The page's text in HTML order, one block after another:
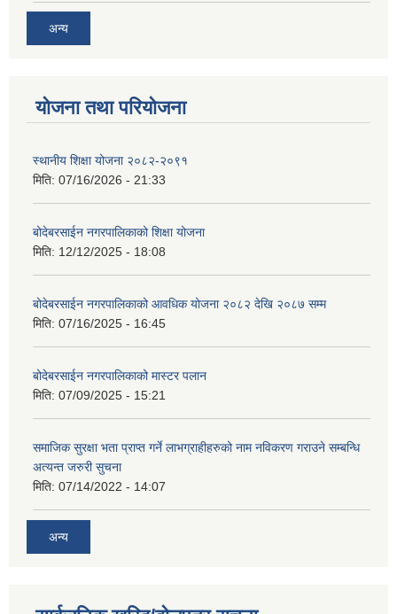
अन्य
योजना तथा परियोजना
स्थानीय शिक्षा योजना २०८२-२०९१
मिति: 07/16/2026 - 21:33
बोदेबरसाईन नगरपालिकाको शिक्षा योजना
मिति: 12/12/2025 - 18:08
बोदेबरसाईन नगरपालिकाको आवधिक योजना २०८२ देखि २०८७ सम्म
मिति: 07/16/2025 - 16:45
बोदेबरसाईन नगरपालिकाको मास्टर पलान
मिति: 07/09/2025 - 15:21
समाजिक सुरक्षा भता प्राप्त गर्ने लाभग्राहीहरुको नाम नविकरण गराउने सम्बन्धि
अत्यन्त जरुरी सुचना
मिति: 07/14/2022 - 14:07
अन्य